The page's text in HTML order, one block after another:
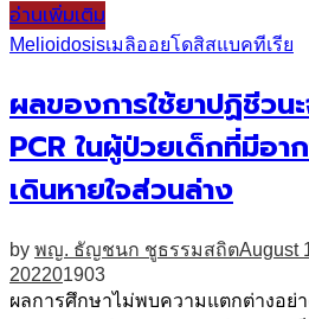
อ่านเพิ่มเติม
Melioidosisเมลิออยโดสิสแบคทีเรีย
ผลของการใช้ยาปฏิชีวน
PCR ในผู้ป่วยเด็กที่มีอา
เดินหายใจส่วนล่าง
by พญ. ธัญชนก ชูธรรมสถิตAugust
202201903
ผลการศึกษาไม่พบความแตกต่างอย่